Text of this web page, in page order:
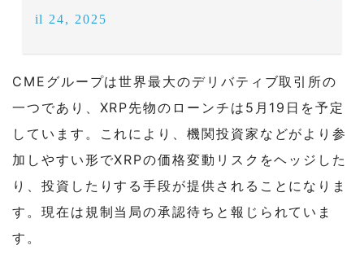
il 24, 2025
CMEグループは世界最大のデリバティブ取引所の
一つであり、XRP先物のローンチは5月19日を予定
しています。これにより、機関投資家などがより参
加しやすい形でXRPの価格変動リスクをヘッジした
り、投資したりする手段が提供されることになりま
す。現在は規制当局の承認待ちと報じられていま
す。